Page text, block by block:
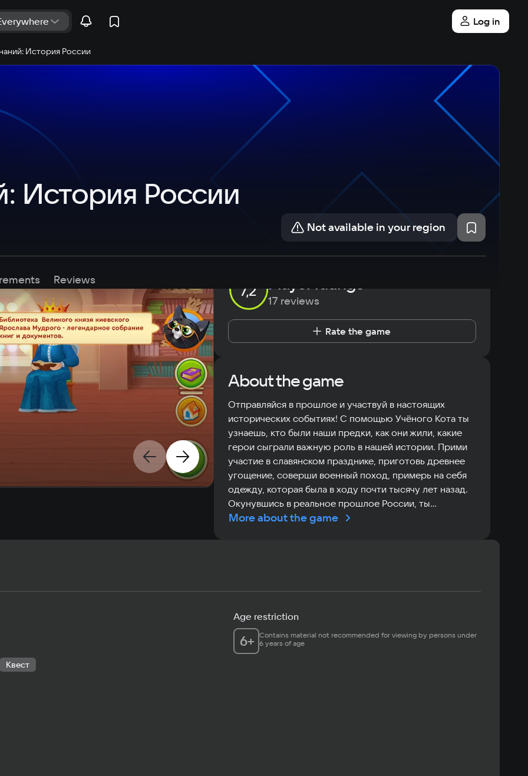
Log in
История России
История России
Not available in your region
Reviews
7,2 Player ratings
17 reviews
Rate the game
About the game
Отправляйся в прошлое и участвуй в настоящих
исторических событиях! С помощью Учёного Кота ты
узнаешь, кто были наши предки, как они жили, какие
герои сыграли важную роль в нашей истории. Прими
участие в славянском празднике, приготовь древнее
угощение, соверши военный поход, примерь на себя
одежду, которая была в ходу почти тысячу лет назад.
Окунувшись в реальное прошлое России, ты
получишь магию знаний, которая поможет тебе
More about the game
Квест
Age restriction
6+ Contains material not recommended for viewing by persons under
6 years of age